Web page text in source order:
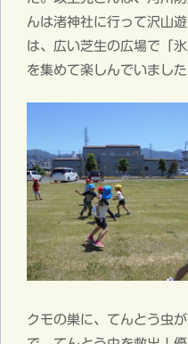
んは渚神社に行って沢山
は、広い芝生の広場で「
を集めて楽しんでいました
クモの巣に、てんとう虫